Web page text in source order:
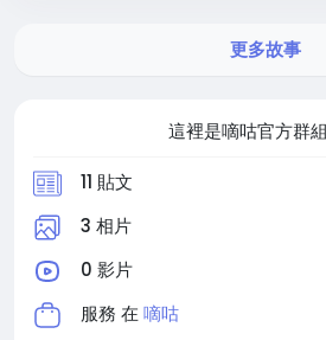
這裡是嘀咕官方群
11 貼文
3 相片
0 影片
服務 在 嘀咕
更多故事